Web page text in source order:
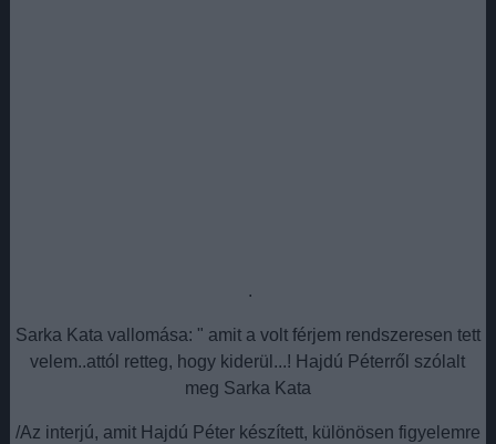
.
Sarka Kata vallomása: " amit a volt férjem rendszeresen tett
velem..attól retteg, hogy kiderül...! Hajdú Péterről szólalt
meg Sarka Kata
/Az interjú, amit Hajdú Péter készített, különösen figyelemre